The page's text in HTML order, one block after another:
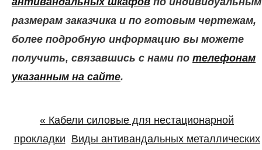
размерам заказчика и по готовым чертежам,
более подробную информацию вы можете
получить, связавшись с нами по телефонам
указанным на сайте.
« Кабели силовые для нестационарной
прокладки Виды антивандальных металлических